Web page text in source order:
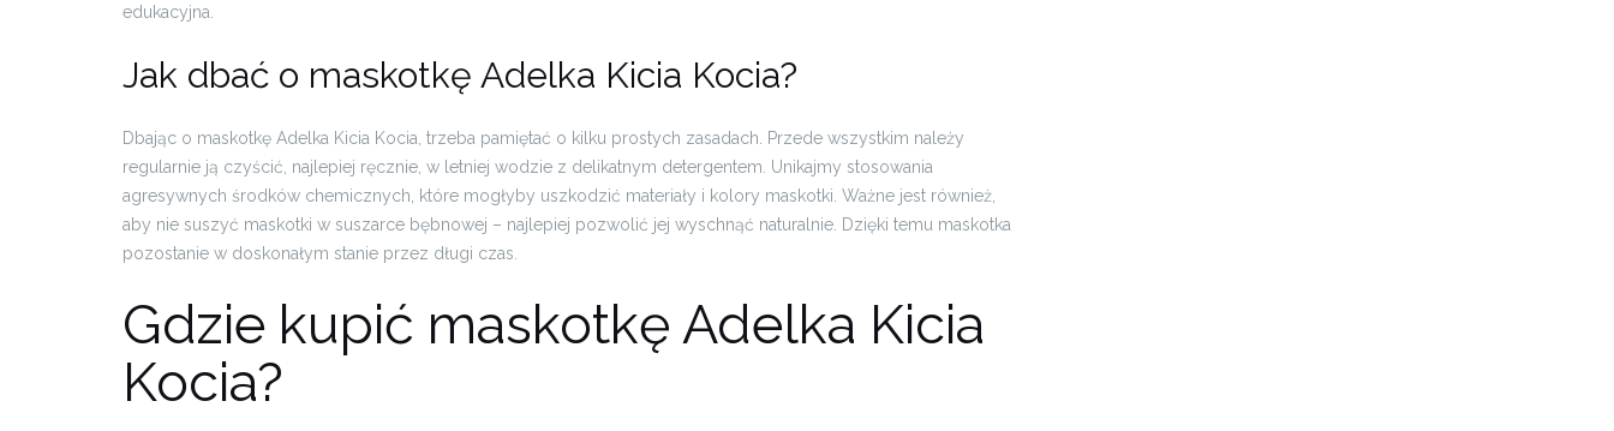
edukacyjna.
Jak dbać o maskotkę Adelka Kicia Kocia?
Dbając o maskotkę Adelka Kicia Kocia, trzeba pamiętać o kilku prostych zasadach. Przede wszystkim należy
regularnie ją czyścić, najlepiej ręcznie, w letniej wodzie z delikatnym detergentem. Unikajmy stosowania
agresywnych środków chemicznych, które mogłyby uszkodzić materiały i kolory maskotki. Ważne jest również,
aby nie suszyć maskotki w suszarce bębnowej – najlepiej pozwolić jej wyschnąć naturalnie. Dzięki temu maskotka
pozostanie w doskonałym stanie przez długi czas.
Gdzie kupić maskotkę Adelka Kicia
Kocia?